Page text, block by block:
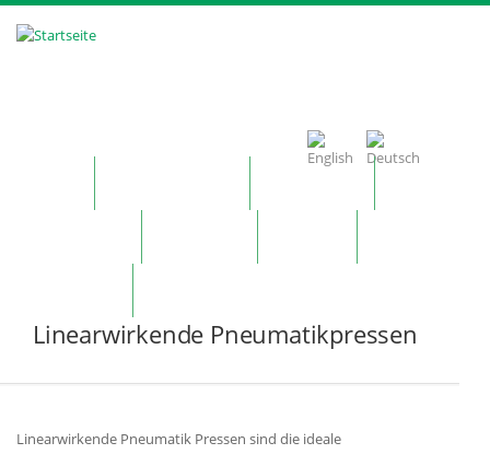
Direkt zum Inhalt
Linearwirkende Pneumatikpressen
Linearwirkende Pneumatik Pressen sind die ideale